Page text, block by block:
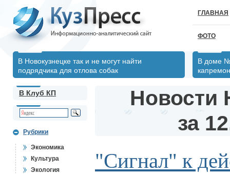
ГЛАВНАЯ
ФОТО
В Новокузнецке так и не могут найти
подрядчика для отлова собак
В доме
В Клуб КП
Рубрики
Экономика
Культура
Экология
Новости
за
"Сигнал" к